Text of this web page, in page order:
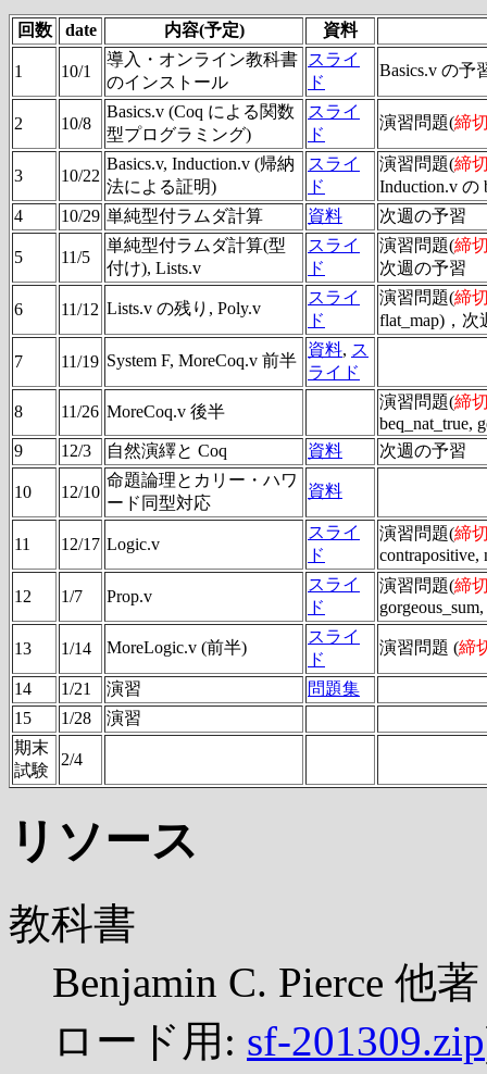
回数 date 内容(予定) 資料
1 10/1
導入・オンライン教科書
のインストール
スライ
ド
Basics.v の予
2 10/8
Basics.v (Coq による関数
型プログラミング)
スライ
ド
演習問題(締
3 10/22
Basics.v, Induction.v (帰納
法による証明)
スライ
ド
演習問題(締
Induction.v の
4
10/29 単純型付ラムダ計算 資料 次週の予習
5 11/5
単純型付ラムダ計算(型
付け), Lists.v
スライ
ド
演習問題(締
次週の予習
6 11/12 Lists.v の残り, Poly.v
スライ
ド
演習問題(締
flat_map)，次
7 11/19 System F, MoreCoq.v 前半
資料, ス
ライド
8 11/26 MoreCoq.v 後半
演習問題(締
beq_nat_true,
9
12/3 自然演繹と Coq 資料 次週の予習
10 12/10
命題論理とカリー・ハワ
ード同型対応
資料
11 12/17 Logic.v
スライ
ド
演習問題(締
contrapositive,
12 1/7 Prop.v
スライ
ド
演習問題(締
13 1/14 MoreLogic.v (前半)
スライ
ド
演習問題 (締
14 1/21 演習
問題集
15
1/28
演習
期末
試験
2/4
リソース
教科書
Benjamin C. Pierce 他
ロード用: sf-201309.zip